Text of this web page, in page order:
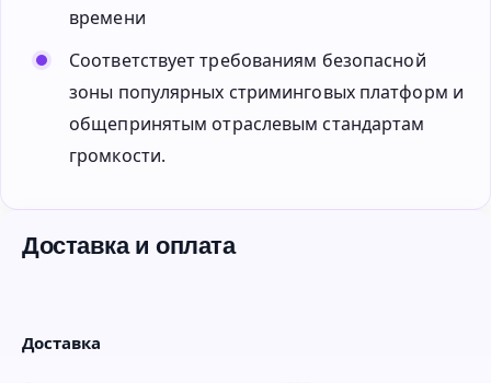
времени
Соответствует требованиям безопасной
зоны популярных стриминговых платформ и
общепринятым отраслевым стандартам
громкости.
Доставка и оплата
Доставка